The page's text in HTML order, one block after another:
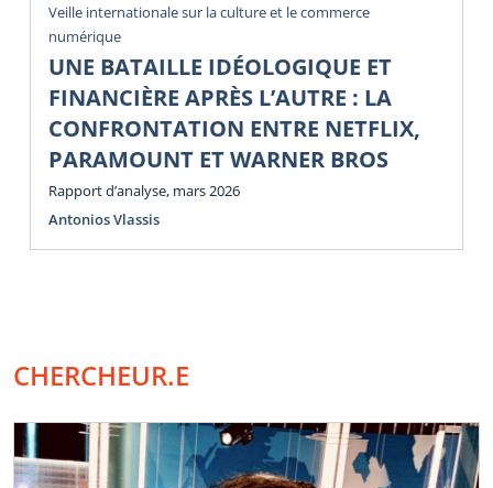
Veille internationale sur la culture et le commerce
numérique
UNE BATAILLE IDÉOLOGIQUE ET
FINANCIÈRE APRÈS L’AUTRE : LA
CONFRONTATION ENTRE NETFLIX,
PARAMOUNT ET WARNER BROS
Rapport d’analyse, mars 2026
Antonios Vlassis
CHERCHEUR.E